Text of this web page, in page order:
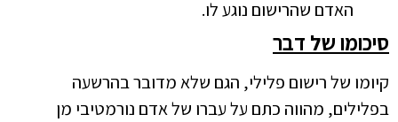
האדם שהרישום נוגע לו.
סיכומו של דבר
קיומו של רישום פלילי, הגם שלא מדובר בהרשעה
בפלילים, מהווה כתם על עברו של אדם נורמטיבי מן